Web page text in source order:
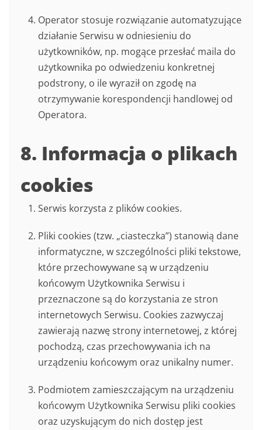
Operator stosuje rozwiązanie automatyzujące
działanie Serwisu w odniesieniu do
użytkowników, np. mogące przesłać maila do
użytkownika po odwiedzeniu konkretnej
podstrony, o ile wyraził on zgodę na
otrzymywanie korespondencji handlowej od
Operatora.
8. Informacja o plikach
cookies
Serwis korzysta z plików cookies.
Pliki cookies (tzw. „ciasteczka”) stanowią dane
informatyczne, w szczególności pliki tekstowe,
które przechowywane są w urządzeniu
końcowym Użytkownika Serwisu i
przeznaczone są do korzystania ze stron
internetowych Serwisu. Cookies zazwyczaj
zawierają nazwę strony internetowej, z której
pochodzą, czas przechowywania ich na
urządzeniu końcowym oraz unikalny numer.
Podmiotem zamieszczającym na urządzeniu
końcowym Użytkownika Serwisu pliki cookies
oraz uzyskującym do nich dostęp jest